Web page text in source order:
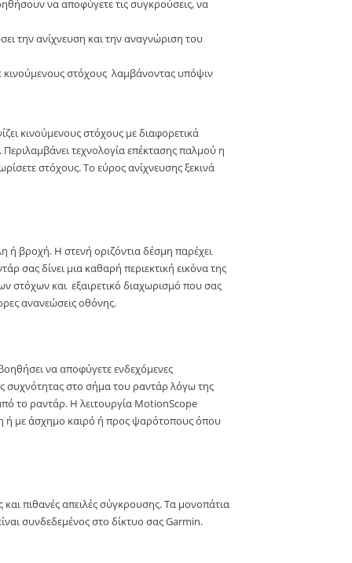
να αποφύγετε τις συγκρούσεις, να
την ανίχνευση και την αναγνώριση του
κινούμενους στόχους λαμβάνοντας υπόψιν
κινούμενους στόχους με διαφορετικά
τεχνολογία επέκτασης παλμού η
στόχους. Το εύρος ανίχνευσης ξεκινά
ή βροχή. Η στενή οριζόντια δέσμη παρέχει
σας δίνει μια καθαρή περιεκτική εικόνα της
στόχων και εξαιρετικό διαχωρισμό που σας
ανανεώσεις οθόνης.
να αποφύγετε ενδεχόμενες
συχνότητας στο σήμα του ραντάρ λόγω της
το ραντάρ. Η λειτουργία MotionScope
ή με άσχημο καιρό ή προς ψαρότοπους όπου
πιθανές απειλές σύγκρουσης. Τα μονοπάτια
συνδεδεμένος στο δίκτυο σας Garmin.